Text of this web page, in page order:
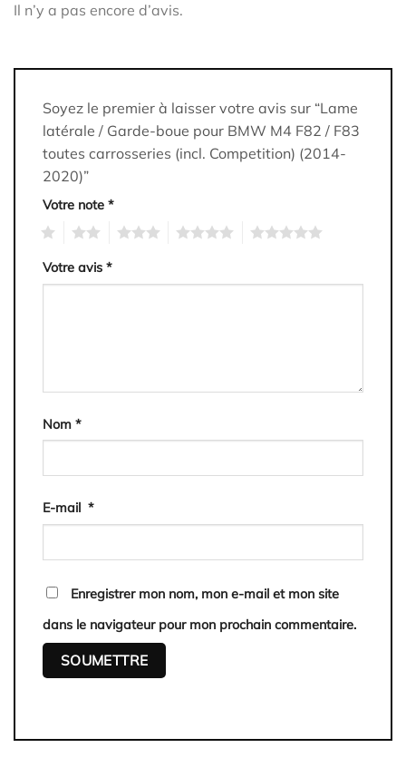
Il n’y a pas encore d’avis.
Soyez le premier à laisser votre avis sur “Lame
latérale / Garde-boue pour BMW M4 F82 / F83
toutes carrosseries (incl. Competition) (2014-
2020)”
Votre note *
Votre avis *
Nom *
E-mail *
Enregistrer mon nom, mon e-mail et mon site
dans le navigateur pour mon prochain commentaire.